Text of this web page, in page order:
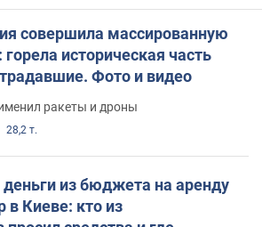
совершила массированную
историческая часть
Фото и видео
ракеты и дроны
28,2 т.
из бюджета на аренду
в Киеве: кто из